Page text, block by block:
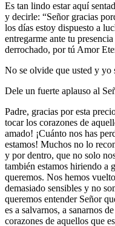
Es tan lindo estar aquí
y decirle: “Señor gracias
los días estoy dispuesto a
entregarme ante tu
derrochado, por tú Amor
No se olvide que usted y yo
Dele un fuerte aplauso al
Padre, gracias por esta
tocar los corazones de
amado! ¡Cuánto nos has
estamos! Muchos no lo
y por dentro, que no solo
también estamos hiriendo a
queremos. Nos hemos
demasiado sensibles y no
queremos entender Señor
es a salvarnos, a sanarnos
corazones de aquellos que